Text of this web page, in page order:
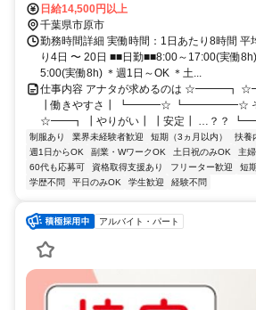
日給14,500円以上
千葉県市原市
勤務時間詳細 実働時間：1日あたり8時間 平
り4日 〜 20日 ■■日勤■■8:00～17:00(実働
5:00(実働8h) ＊週1日～OK ＊土...
仕事内容 アナタが求めるのは
┃働きやすさ┃ ┗━━━☆ ┗━━━━━☆
☆━━┓ ┃やりがい┃ ┃安定┃ …？？
制服あり 業界未経験者歓迎 短期（3ヵ月以内） 扶養
週1日からOK
副業・WワークOK 土日祝のみOK 主
60代も応募可
資格取得支援あり フリーター歓迎 短期
学歴不問
平日のみOK 学生歓迎 経験不問
アルバイト・パート